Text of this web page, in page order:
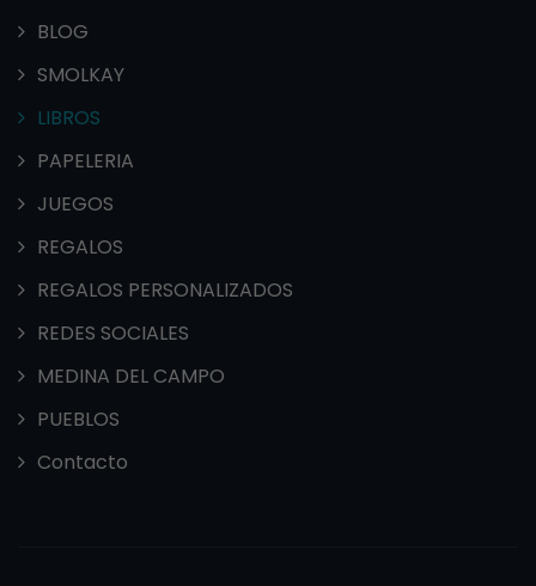
BLOG
SMOLKAY
LIBROS
PAPELERIA
JUEGOS
REGALOS
REGALOS PERSONALIZADOS
REDES SOCIALES
MEDINA DEL CAMPO
PUEBLOS
Contacto